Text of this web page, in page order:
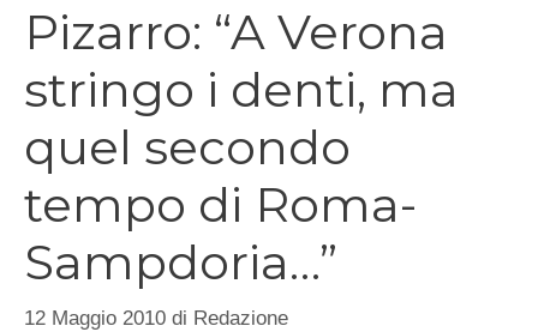
Pizarro: “A Verona
stringo i denti, ma
quel secondo
tempo di Roma-
Sampdoria…”
12 Maggio 2010 di Redazione